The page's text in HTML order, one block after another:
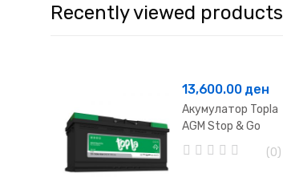
Recently viewed products
13,600.00 ден
Акумулатор Topla
AGM Stop & Go
105Ah
(0)